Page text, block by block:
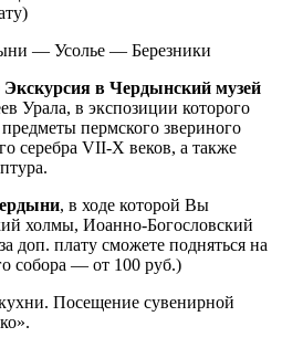
— Усолье — Березники
Экскурсия в Чердынский музей
Урала, в экспозиции которого
пермского звериного
серебра VII-X веков, а также
, в ходе которой Вы
холмы, Иоанно-Богословский
доп. плату сможете подняться на
собора — от 100 руб.)
Посещение сувенирной